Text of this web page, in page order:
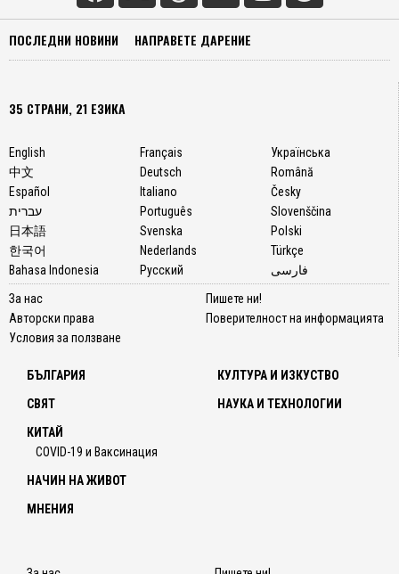
ПОСЛЕДНИ НОВИНИ НАПРАВЕТЕ ДАРЕНИЕ
35 СТРАНИ, 21 ЕЗИКА
English
中文
Español
עברית
日本語
한국어
Bahasa Indonesia
Français
Deutsch
Italiano
Português
Svenska
Nederlands
Русский
Українська
Română
Česky
Slovenščina
Polski
Türkçe
فارسی
За нас
Авторски права
Условия за ползване
Пишете ни!
Поверителност на информацията
БЪЛГАРИЯ
СВЯТ
КИТАЙ
COVID-19 и Ваксинация
КУЛТУРА И ИЗКУСТВО
НАУКА И ТЕХНОЛОГИИ
НАЧИН НА ЖИВОТ
МНЕНИЯ